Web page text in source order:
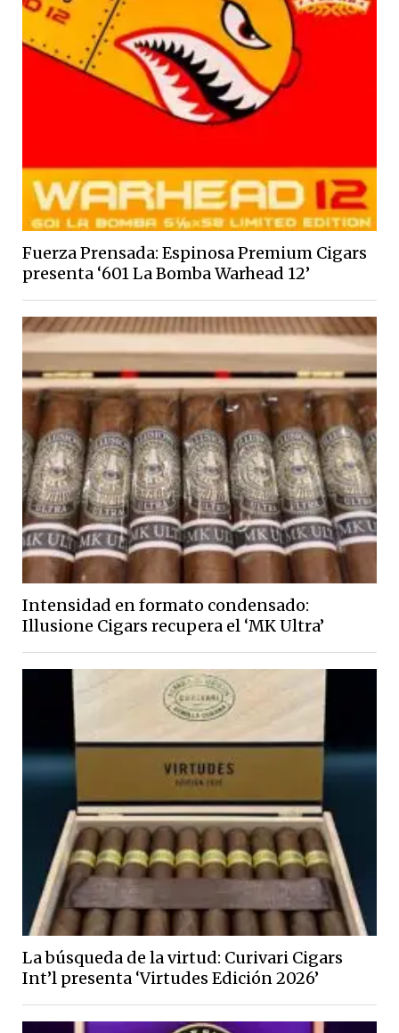
Fuerza Prensada: Espinosa Premium Cigars
presenta ‘601 La Bomba Warhead 12’
Intensidad en formato condensado:
Illusione Cigars recupera el ‘MK Ultra’
La búsqueda de la virtud: Curivari Cigars
Int’l presenta ‘Virtudes Edición 2026’